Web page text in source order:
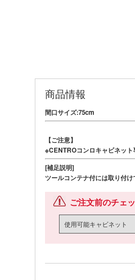
商品情報
間口サイズ:75cm
【ご注意】
※CENTROコンロキャビネット
[補足説明]
ツールコンテナ付には取り付
ご注文前のチェ
使用可能キャビネット